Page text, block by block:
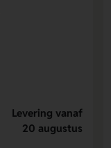
Levering vanaf
20 augustus